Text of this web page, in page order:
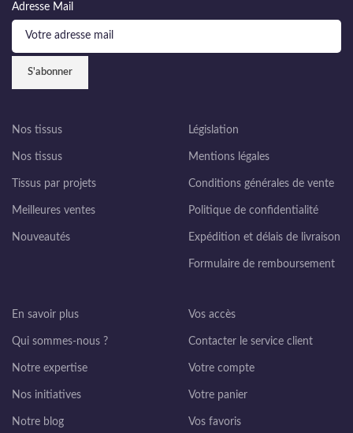
Adresse Mail
Nos tissus
Nos tissus
Tissus par projets
Meilleures ventes
Nouveautés
Législation
Mentions légales
Conditions générales de vente
Politique de confidentialité
Expédition et délais de livraison
Formulaire de remboursement
En savoir plus
Qui sommes-nous ?
Notre expertise
Nos initiatives
Notre blog
Vos accès
Contacter le service client
Votre compte
Votre panier
Vos favoris